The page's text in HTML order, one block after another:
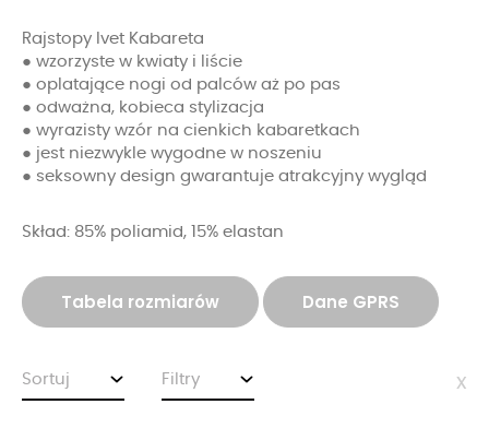
Rajstopy Ivet Kabareta
● wzorzyste w kwiaty i liście
● oplatające nogi od palców aż po pas
● odważna, kobieca stylizacja
● wyrazisty wzór na cienkich kabaretkach
● jest niezwykle wygodne w noszeniu
● seksowny design gwarantuje atrakcyjny wygląd
Skład: 85% poliamid, 15% elastan
Tabela rozmiarów Dane GPRS
Sortuj Filtry x